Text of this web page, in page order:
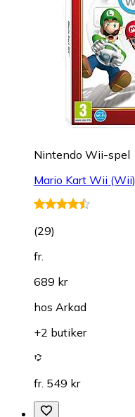
Nintendo Wii-spel
Mario Kart Wii (Wii)
(29)
fr.
689 kr
hos Arkad
+2 butiker
fr. 549 kr